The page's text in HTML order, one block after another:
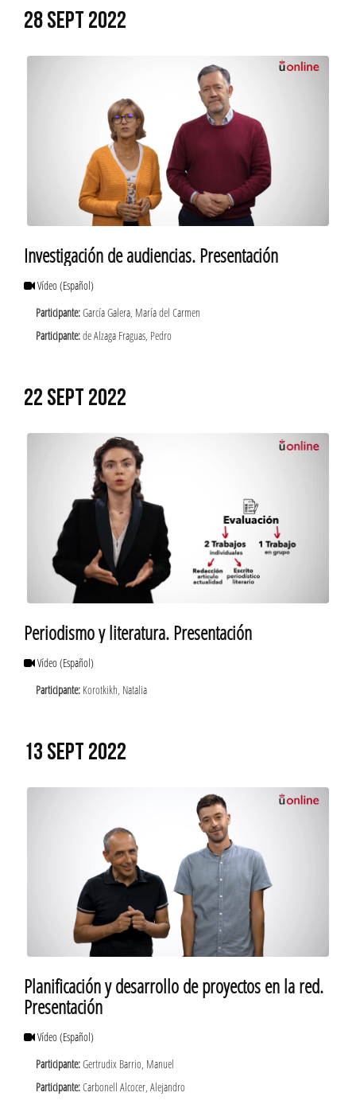
28 SEPT 2022
Investigación de audiencias. Presentación
Vídeo(Español)
Participante:García Galera, María del Carmen
Participante:de Alzaga Fraguas, Pedro
22 SEPT 2022
Periodismo y literatura. Presentación
Vídeo(Español)
Participante: Korotkikh, Natalia
13 SEPT 2022
Planificación y desarrollo de proyectos en la red.
Presentación
Vídeo(Español)
Participante:Gertrudix Barrio, Manuel
Participante:Carbonell Alcocer, Alejandro